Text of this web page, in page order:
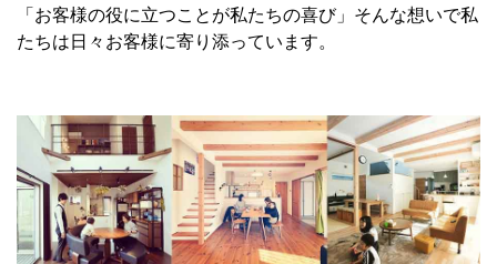
「お客様の役に立つことが私たちの喜び」そんな想いで私
たちは日々お客様に寄り添っています。